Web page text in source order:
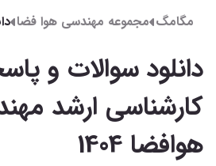
مگامگ مجموعه مهندسی هوا فضا
دانلود سوالات و
کارشناسی ارشد
هوافضا 1404